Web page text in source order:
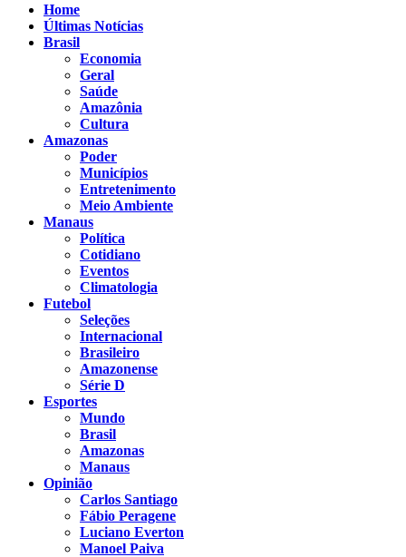
Home
Últimas Notícias
Brasil
Economia
Geral
Saúde
Amazônia
Cultura
Amazonas
Poder
Municípios
Entretenimento
Meio Ambiente
Manaus
Política
Cotidiano
Eventos
Climatologia
Futebol
Seleções
Internacional
Brasileiro
Amazonense
Série D
Esportes
Mundo
Brasil
Amazonas
Manaus
Opinião
Carlos Santiago
Fábio Peragene
Luciano Everton
Manoel Paiva